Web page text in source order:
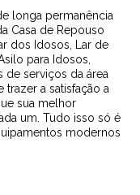
longa permanência
Casa de Repouso
dos Idosos, Lar de
para Idosos,
de serviços da área
a satisfação a
sua melhor
um. Tudo isso só é
modernos